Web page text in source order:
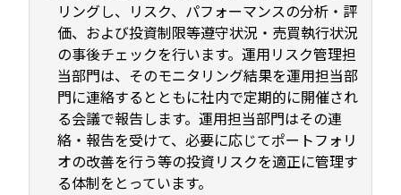
リングし、リスク、パフォーマンスの分析・評
価、および投資制限等遵守状況・売買執行状況
の事後チェックを行います。運用リスク管理担
当部門は、そのモニタリング結果を運用担当部
門に連絡するとともに社内で定期的に開催され
る会議で報告します。運用担当部門はその連
絡・報告を受けて、必要に応じてポートフォリ
オの改善を行う等の投資リスクを適正に管理す
る体制をとっています。